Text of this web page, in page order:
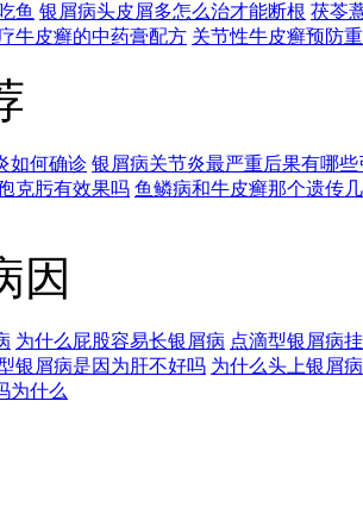
鱼 银屑病头皮屑多怎么治才能断根 茯苓
牛皮癣的中药膏配方 关节性牛皮癣预防
如何确诊 银屑病关节炎最严重后果有哪些
克肟有效果吗 鱼鳞病和牛皮癣那个遗传
因
为什么屁股容易长银屑病 点滴型银屑病
银屑病是因为肝不好吗 为什么头上银屑
为什么